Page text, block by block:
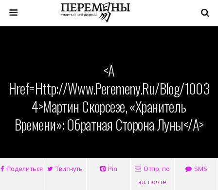
<a
Href=http://www.peremeny.ru/blog/1003
4>Мартин Скорсезе, «Хранитель
Времени»: Обратная Сторона Луны</a>
Поделиться Твитнуть Pin
Отпр. по
эл. почте
SMS